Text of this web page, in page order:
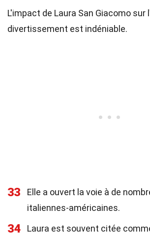
L'impact de Laura San Giacomo sur
divertissement est indéniable.
33
Elle a ouvert la voie à de
italiennes-américaines.
34
Laura est souvent citée